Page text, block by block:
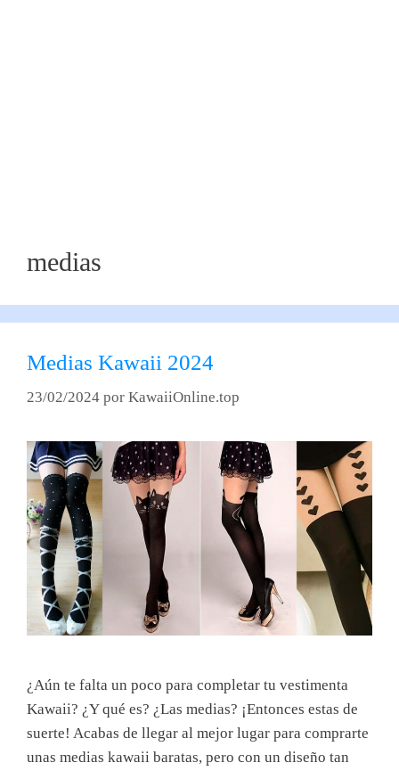
medias
Medias Kawaii 2024
23/02/2024 por KawaiiOnline.top
¿Aún te falta un poco para completar tu vestimenta
Kawaii? ¿Y qué es? ¿Las medias? ¡Entonces estas de
suerte! Acabas de llegar al mejor lugar para comprarte
unas medias kawaii baratas, pero con un diseño tan